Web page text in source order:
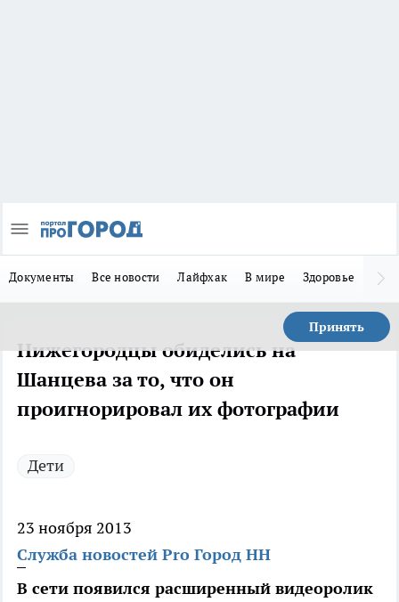
Документы Все новости Лайфхак В мире Здоровье
Принять
Нижегородцы обиделись на
Шанцева за то, что он
проигнорировал их фотографии
Дети
23 ноября 2013
Служба новостей Pro Город НН
В сети появился расширенный видеоролик